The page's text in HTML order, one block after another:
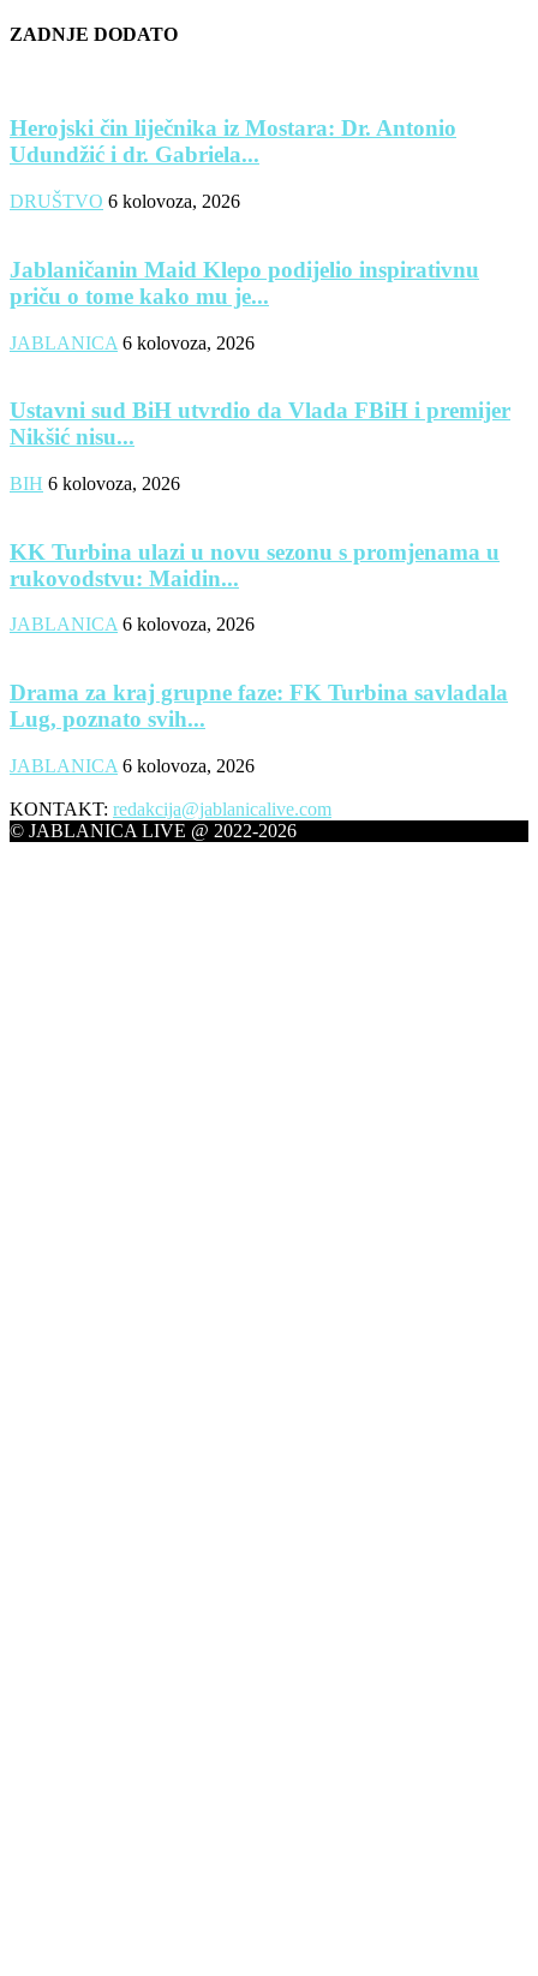
ZADNJE DODATO
Herojski čin liječnika iz Mostara: Dr. Antonio
Udundžić i dr. Gabriela...
DRUŠTVO 6 kolovoza, 2026
Jablaničanin Maid Klepo podijelio inspirativnu
priču o tome kako mu je...
JABLANICA 6 kolovoza, 2026
Ustavni sud BiH utvrdio da Vlada FBiH i premijer
Nikšić nisu...
BIH 6 kolovoza, 2026
KK Turbina ulazi u novu sezonu s promjenama u
rukovodstvu: Maidin...
JABLANICA 6 kolovoza, 2026
Drama za kraj grupne faze: FK Turbina savladala
Lug, poznato svih...
JABLANICA 6 kolovoza, 2026
KONTAKT: redakcija@jablanicalive.com
© JABLANICA LIVE @ 2022-2026